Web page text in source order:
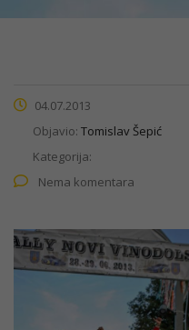
04.07.2013
Objavio: Tomislav Šepić
Kategorija:
Nema komentara